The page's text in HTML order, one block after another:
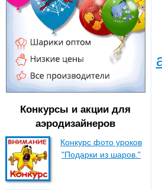
Конкурсы и акции для
аэродизайнеров
Конкурс фото уроков
"Подарки из шаров."